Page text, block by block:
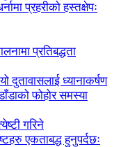
प्रहरीको हस्तक्षेपः
प्रतिबद्धता
दुतावासलाई ध्यानाकर्षण
फोहोर समस्या
गरिने
एकताबद्ध हुनुपर्दछः